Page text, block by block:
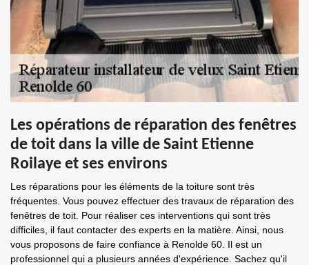
Les opérations de réparation des fenêtres
de toit dans la ville de Saint Etienne
Roilaye et ses environs
Les réparations pour les éléments de la toiture sont très
fréquentes. Vous pouvez effectuer des travaux de réparation des
fenêtres de toit. Pour réaliser ces interventions qui sont très
difficiles, il faut contacter des experts en la matière. Ainsi, nous
vous proposons de faire confiance à Renolde 60. Il est un
professionnel qui a plusieurs années d'expérience. Sachez qu'il